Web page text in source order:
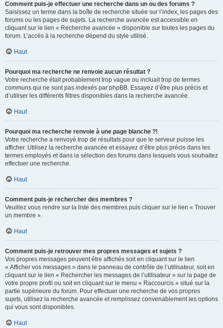
Comment puis-je effectuer une recherche dans un ou des forums ?
Saisissez un terme dans la boîte de recherche située sur l’index, les pages des
forums ou les pages de sujets. La recherche avancée est accessible en
cliquant sur le lien « Recherche avancée » disponible sur toutes les pages du
forum. L’accès à la recherche dépend du style utilisé.
Haut
Pourquoi ma recherche ne renvoie aucun résultat ?
Votre recherche était probablement trop vague ou incluait trop de termes
communs qui ne sont pas indexés par phpBB. Essayez d’être plus précis et
d’utiliser les différents filtres disponibles dans la recherche avancée.
Haut
Pourquoi ma recherche renvoie à une page blanche ?!
Votre recherche a renvoyé trop de résultats pour que le serveur puisse les
afficher. Utilisez la recherche avancée et essayez d’être plus précis dans les
termes employés et dans la sélection des forums dans lesquels vous souhaitez
effectuer une recherche.
Haut
Comment puis-je rechercher des membres ?
Veuillez vous rendre sur la liste des membres puis cliquer sur le lien « Trouver
un membre ».
Haut
Comment puis-je retrouver mes propres messages et sujets ?
Vos propres messages peuvent être affichés soit en cliquant sur le lien
« Afficher vos messages » dans le panneau de contrôle de l’utilisateur, soit en
cliquant sur le lien « Rechercher les messages de l’utilisateur » sur la page de
votre propre profil ou soit en cliquant sur le menu « Raccourcis » situé sur la
partie supérieure du forum. Pour effectuer une recherche de vos propres
sujets, utilisez la recherche avancée et remplissez convenablement les options
qui vous sont disponibles.
Haut